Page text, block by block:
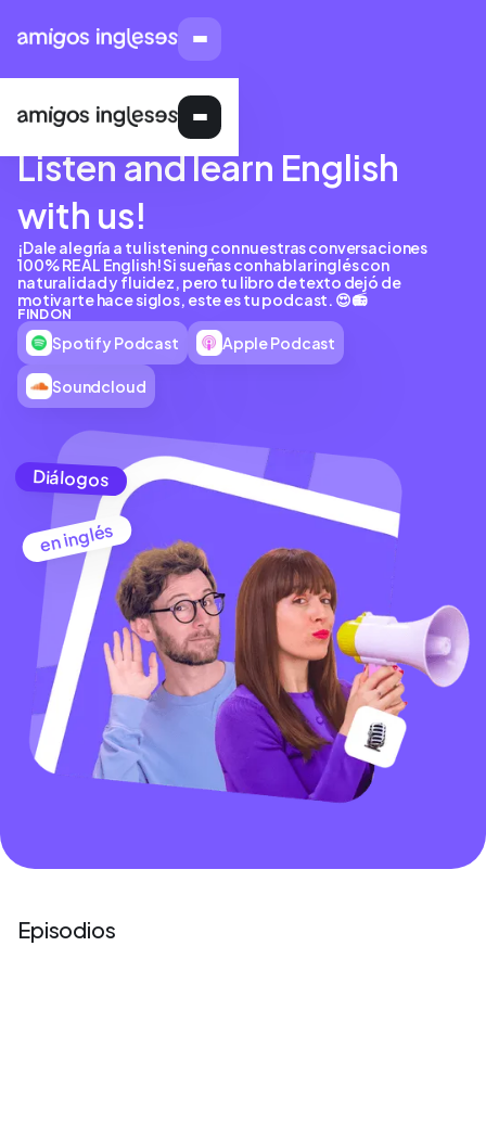
PODCAST
Listen and learn English
with us!
¡Dale alegría a tu listening con nuestras conversaciones
100% REAL English! Si sueñas con hablar inglés con
naturalidad y fluidez, pero tu libro de texto dejó de
motivarte hace siglos, este es tu podcast. 😍📻
FIND ON
Spotify Podcast Apple Podcast
Soundcloud
en inglés
Diálogos
Episodios